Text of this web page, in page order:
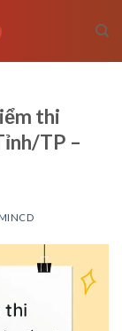
thi
TP –